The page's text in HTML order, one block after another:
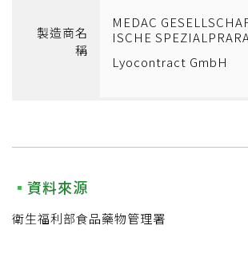
製造商名
稱
MEDAC
ISCHE
Lyocontract GmbH
資料來源
衛生福利部食品藥物管理署